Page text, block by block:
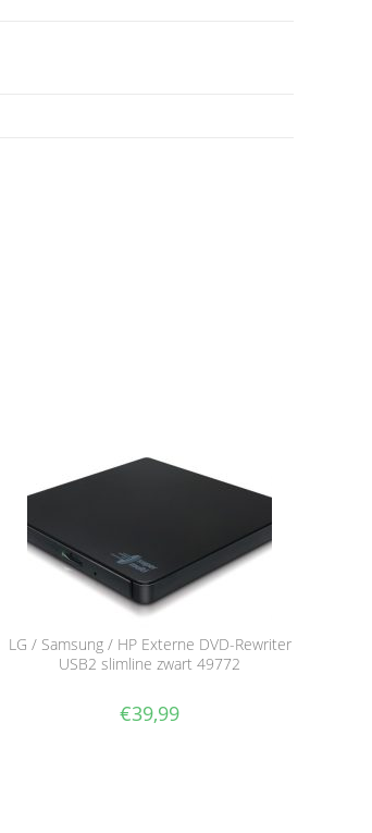
LG / Samsung / HP Externe DVD-Rewriter
USB2 slimline zwart 49772
€39,99